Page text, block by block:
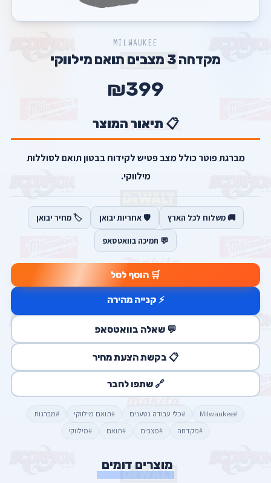
MILWAUKEE
מקדחה 3 מצבים תואם מילווקי
₪399
📋 תיאור המוצר
מברגת פוטר כולל מצב פטיש לקידוח בבטון תואם לסוללות
מילווקי.
🚚 משלוח לכל הארץ 🛡️ אחריות יבואן 🏷️ מחיר יבואן
💬 תמיכה בוואטסאפ
🛒 הוסף לסל
⚡ קנייה מהירה
💬 שאלה בוואטסאפ
📋 בקשת הצעת מחיר
🔗 שתפו לחבר
#Milwaukee #כלי עבודה נטענים #תואם מילווקי
#מברגות
#מקדחה
#מצבים #תואם #מילווקי
מוצרים דומים